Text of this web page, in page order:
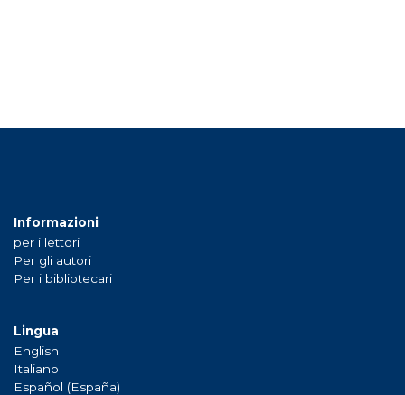
Informazioni
per i lettori
Per gli autori
Per i bibliotecari
Lingua
English
Italiano
Español (España)